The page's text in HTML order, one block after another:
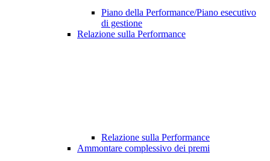
Piano della Performance/Piano esecutivo
di gestione
Relazione sulla Performance
Relazione sulla Performance
Ammontare complessivo dei premi